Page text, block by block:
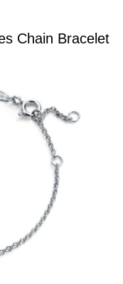
Chain Bracelet